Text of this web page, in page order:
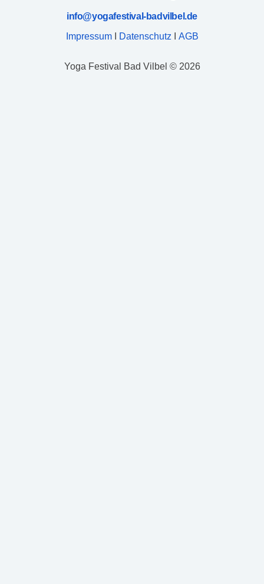
info@yogafestival-badvilbel.de
ImpressumI Datenschutz AGB
Yoga Festival Bad Vilbel © 2026